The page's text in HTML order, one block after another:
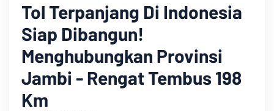
Tol Terpanjang Di Indonesia
Siap Dibangun!
Menghubungkan Provinsi
Jambi - Rengat Tembus 198
Km